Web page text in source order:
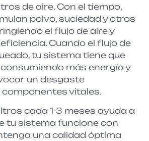
de aire. Con el tiempo,
polvo, suciedad y otros
el flujo de aire y
Cuando el flujo de
tu sistema tiene que
más energía y
un desgaste
vitales.
cada 1-3 meses ayuda a
tu sistema funcione con
una calidad óptima